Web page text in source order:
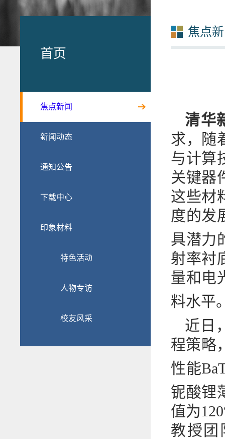
首页
焦点新闻
新闻动态
通知公告
下载中心
印象材料
特色活动
人物专访
校友风采
焦点
清华
求，随
与计算
关键器
这些材
度的发
具潜力
射率衬
量和电
料水平
近日
程策略
性能
铌酸锂
值为
教授团